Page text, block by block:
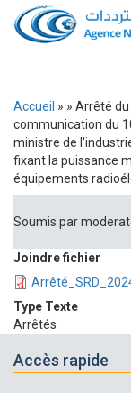
Aller
au
contenu
Fil
d'Ariane
Accueil
Arrêté du
communication du
ministre de
fixant la puissance
équipements
Soumis par
Joindre fichier
Type Texte
Arrêtés
Accès rapide